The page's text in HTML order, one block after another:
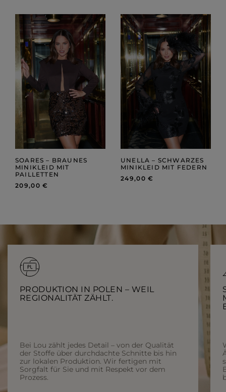
SOARES – BRAUNES
MINI­KLEID MIT
PAILLETTEN
209,00 €
UNELLA – SCHWARZES
MINIKLEID MIT FEDERN
249,00 €
PRODUKTION IN POLEN – WEIL
REGIONALITÄT ZÄHLT.
Bei Lou zählt jedes Detail – von der Qualität
der Stoffe über durchdachte Schnitte bis hin
zur lokalen Produktion. Wir fertigen mit
Sorgfalt für Sie und mit Respekt vor dem
Prozess.